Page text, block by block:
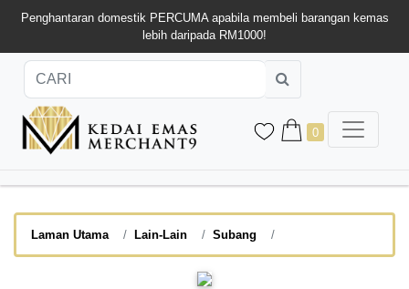
Penghantaran domestik PERCUMA apabila membeli barangan kemas
lebih daripada RM1000!
0
Laman Utama Lain-Lain Subang